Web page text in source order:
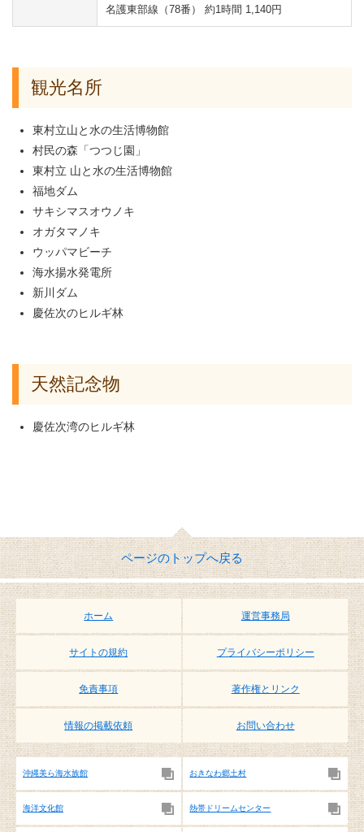
名護東部線（78番） 約1時間 1,140円
観光名所
東村立山と水の生活博物館
村民の森「つつじ園」
東村立 山と水の生活博物館
福地ダム
サキシマスオウノキ
オガタマノキ
ウッパマビーチ
海水揚水発電所
新川ダム
慶佐次のヒルギ林
天然記念物
慶佐次湾のヒルギ林
ページのトップへ戻る
ホーム 運営事務局
サイトの規約 プライバシーポリシー
免責事項 著作権とリンク
情報の掲載依頼 お問い合わせ
沖縄美ら海水族館 おきなわ郷土村
海洋文化館 熱帯ドリームセンター